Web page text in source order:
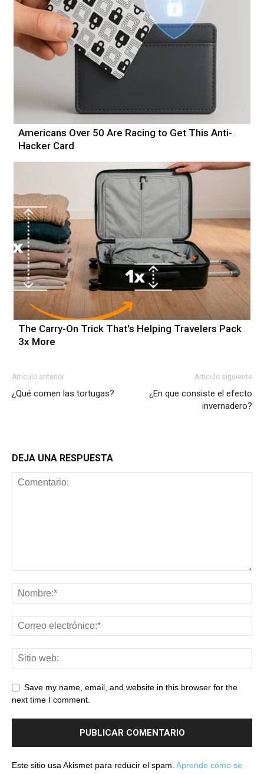
Americans Over 50 Are Racing to Get This Anti-
Hacker Card
The Carry-On Trick That's Helping Travelers Pack
3x More
Artículo anterior
¿Qué comen las tortugas?
Artículo siguiente
¿En que consiste el efecto
invernadero?
DEJA UNA RESPUESTA
Save my name, email, and website in this browser for the
next time I comment.
Este sitio usa Akismet para reducir el spam. Aprende cómo se